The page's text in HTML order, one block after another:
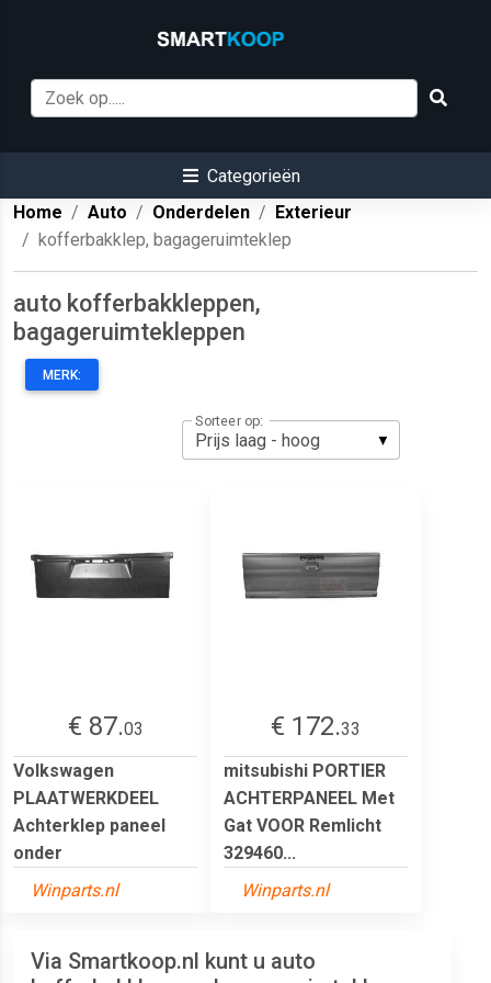
Categorieën
Home
Auto Onderdelen
Exterieur
kofferbakklep, bagageruimteklep
auto kofferbakkleppen,
bagageruimtekleppen
MERK:
Sorteer op:
€ 87.03
Volkswagen
PLAATWERKDEEL
Achterklep paneel
onder
Winparts.nl
€ 172.33
mitsubishi PORTIER
ACHTERPANEEL Met
Gat VOOR Remlicht
329460...
Winparts.nl
Via Smartkoop.nl kunt u auto